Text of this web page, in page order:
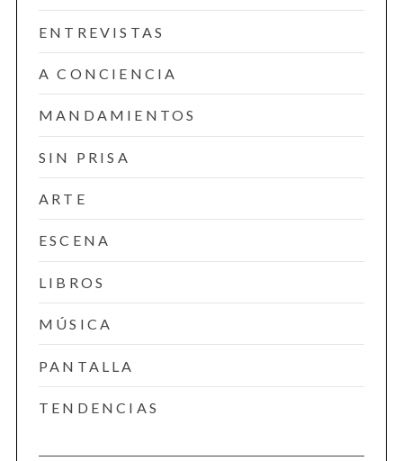
ENTREVISTAS
A CONCIENCIA
MANDAMIENTOS
SIN PRISA
ARTE
ESCENA
LIBROS
MÚSICA
PANTALLA
TENDENCIAS